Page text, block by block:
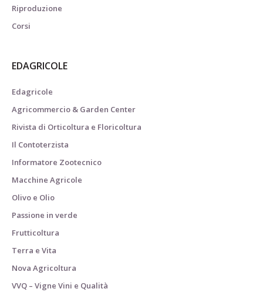
Riproduzione
Corsi
EDAGRICOLE
Edagricole
Agricommercio & Garden Center
Rivista di Orticoltura e Floricoltura
Il Contoterzista
Informatore Zootecnico
Macchine Agricole
Olivo e Olio
Passione in verde
Frutticoltura
Terra e Vita
Nova Agricoltura
VVQ – Vigne Vini e Qualità